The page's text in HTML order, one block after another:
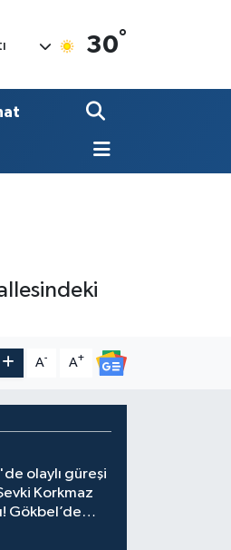
30°
A- A+
olaylı güreşi
Korkmaz
Gökbel’de